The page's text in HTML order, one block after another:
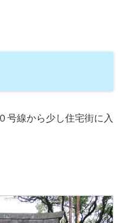
号線から少し住宅街に入